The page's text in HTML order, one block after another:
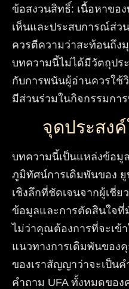
ข้อสงวนสิทธิ์: เนื้อหาขอ
เห็นและประสบการณ์ส่ว
ควรตีความว่าสะท้อนถึง
บทความนี้ไม่ได้มีวัตถุปร
กับการพนันผู้อ่านควรใ
มีส่วนร่วมในกิจกรรมกา
จุดประสง
บทความนี้เป็นแหล่งข้อมู
ภูมิทัศน์การเดิมพันของ ยู
เชิงลึกที่ชัดเจนจากผู้เชี่
ข้อมูลและการตัดสินใจที่
ไม่ว่าคุณต้องการที่จะเข้
แนวทางการเดิมพันขอ
ของเราสัญญาว่าจะเป็น
คำถาม UFA ทั้งหมดขอ